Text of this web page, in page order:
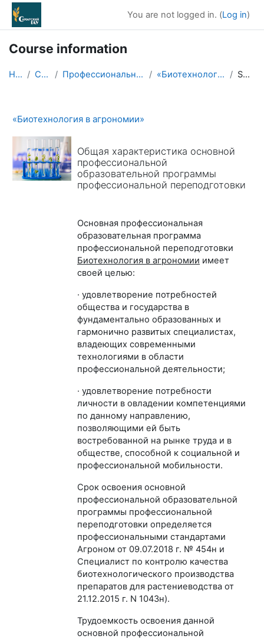
Skip to main content
You are not logged in. (Log in)
Course information
Home Courses Профессиональная переподготовка «Биотехнология в агрономии» Summary
«Биотехнология в агрономии»
Общая характеристика основной
профессиональной
образовательной программы
профессиональной переподготовки
Основная профессиональная
образовательная программа
профессиональной переподготовки
Биотехнология в агрономии имеет
своей целью:
· удовлетворение потребностей
общества и государства в
фундаментально образованных и
гармонично развитых специалистах,
владеющих современными
технологиями в области
профессиональной деятельности;
· удовлетворение потребности
личности в овладении компетенциями
по данному направлению,
позволяющими ей быть
востребованной на рынке труда и в
обществе, способной к социальной и
профессиональной мобильности.
Cрок освоения основной
профессиональной образовательной
программы профессиональной
переподготовки определяется
профессиональными стандартами
Агроном от 09.07.2018 г. № 454н и
Специалист по контролю качества
биотехнологического производства
препаратов для растениеводства от
21.12.2015 г. N 1043н).
Трудоемкость освоения данной
основной профессиональной